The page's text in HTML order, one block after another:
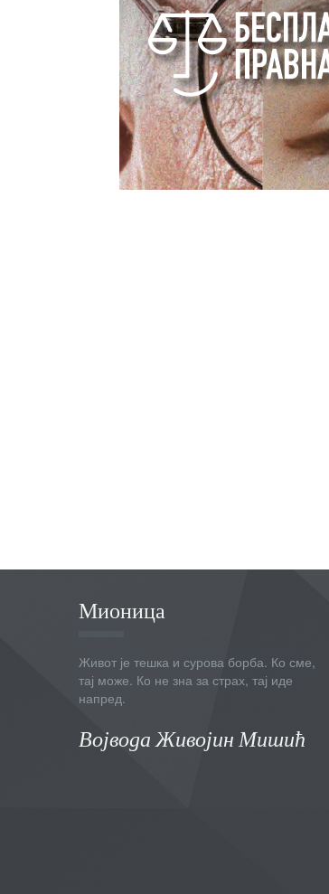
Мионица
Живот је тешка и сурова борба. Ко сме,
тај може. Ко не зна за страх, тај иде
напред.
Војвода Живојин Мишић